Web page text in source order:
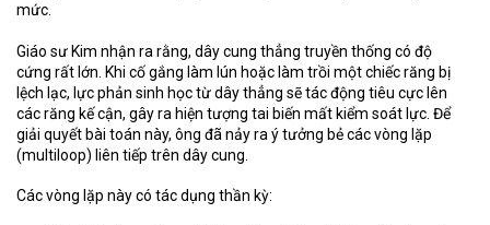
mức.
Giáo sư Kim nhận ra rằng, dây cung thẳng truyền thống có độ
cứng rất lớn. Khi cố gắng làm lún hoặc làm trồi một chiếc răng bị
lệch lạc, lực phản sinh học từ dây thẳng sẽ tác động tiêu cực lên
các răng kế cận, gây ra hiện tượng tai biến mất kiểm soát lực. Để
giải quyết bài toán này, ông đã nảy ra ý tưởng bẻ các vòng lặp
(multiloop) liên tiếp trên dây cung.
Các vòng lặp này có tác dụng thần kỳ: